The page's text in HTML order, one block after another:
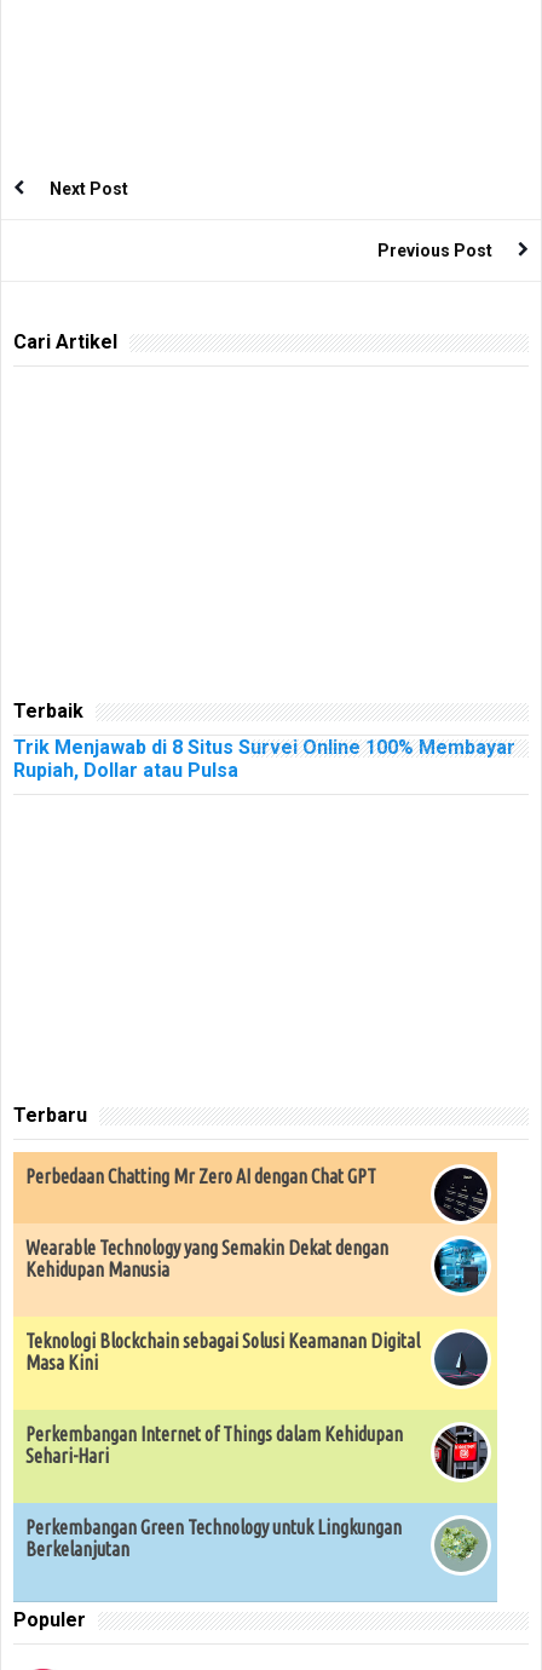
Next Post
Previous Post
Cari Artikel
Terbaik
Trik Menjawab di 8 Situs Survei Online 100% Membayar
Rupiah, Dollar atau Pulsa
Terbaru
Perbedaan Chatting Mr Zero AI dengan Chat GPT
Wearable Technology yang Semakin Dekat dengan
Kehidupan Manusia
Teknologi Blockchain sebagai Solusi Keamanan Digital
Masa Kini
Perkembangan Internet of Things dalam Kehidupan
Sehari-Hari
Perkembangan Green Technology untuk Lingkungan
Berkelanjutan
Populer